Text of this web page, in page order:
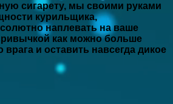
сигарету, мы своими руками
курильщика,
наплевать на ваше
как можно больше
и оставить навсегда дикое